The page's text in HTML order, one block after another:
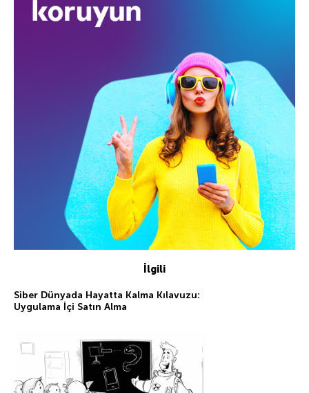
İlgili
Siber Dünyada Hayatta Kalma Kılavuzu:
Uygulama İçi Satın Alma